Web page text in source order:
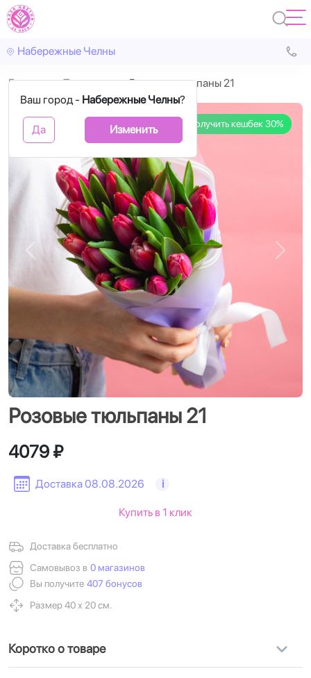
Набережные Челны
Ваш город - Набережные Челны?
Да Изменить
Главная Тюльпаны Розовые тюльпаны 21
Получить кешбек 30%
Назад
Розовые тюльпаны 21
Доставка 08.08.2026 i
4079 ₽
Доставка бесплатно
Самовывоз в 0 магазинов
Вы получите 407 бонусов
Размер 40 х 20 см.
Купить в 1 клик
Коротко о товаре